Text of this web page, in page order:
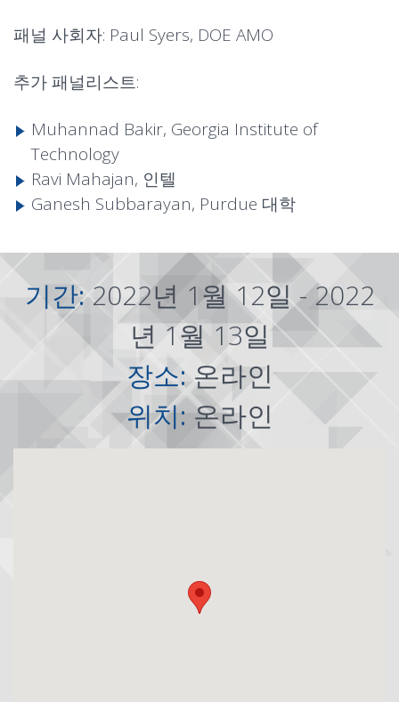
패널 사회자: Paul Syers, DOE AMO
추가 패널리스트:
Muhannad Bakir, Georgia Institute of
Technology
Ravi Mahajan, 인텔
Ganesh Subbarayan, Purdue 대학
기간:2022년 1월 12일 - 2022
년 1월 13일
장소:온라인
위치:온라인